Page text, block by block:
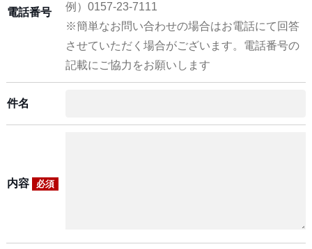
電話番号
例）0157-23-7111
※簡単なお問い合わせの場合はお電話にて回答
させていただく場合がございます。電話番号の
記載にご協力をお願いします
件名
内容 必須